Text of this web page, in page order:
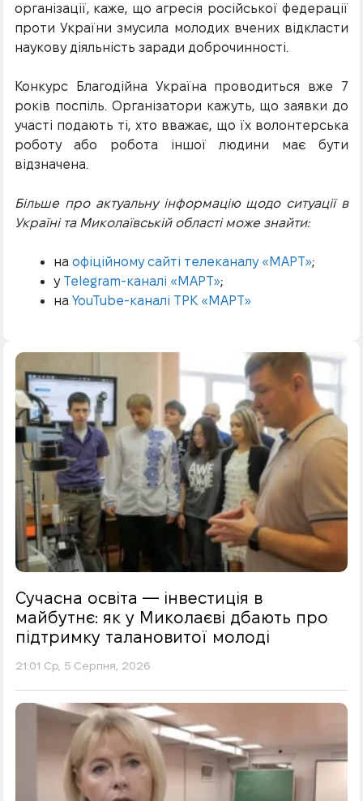
організації, каже, що агресія російської федерації
проти України змусила молодих вчених відкласти
наукову діяльність заради доброчинності.
Конкурс Благодійна Україна проводиться вже 7
років поспіль. Організатори кажуть, що заявки до
участі подають ті, хто вважає, що їх волонтерська
роботу або робота іншої людини має бути
відзначена.
Більше про актуальну інформацію щодо ситуації в
Україні та Миколаївській області може знайти:
на офіційному сайті телеканалу «МАРТ»;
у Telegram-каналі «МАРТ»;
на YouTube-каналі ТРК «МАРТ»
Сучасна освіта — інвестиція в
майбутнє: як у Миколаєві дбають про
підтримку талановитої молоді
21:01 Ср, 5 Серпня, 2026